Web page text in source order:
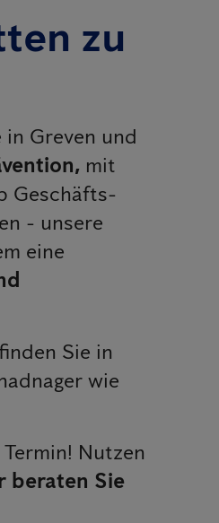
zu
Greven und
mit
Geschäfts-
- unsere
eine
Sie in
wie
Nutzen
beraten Sie